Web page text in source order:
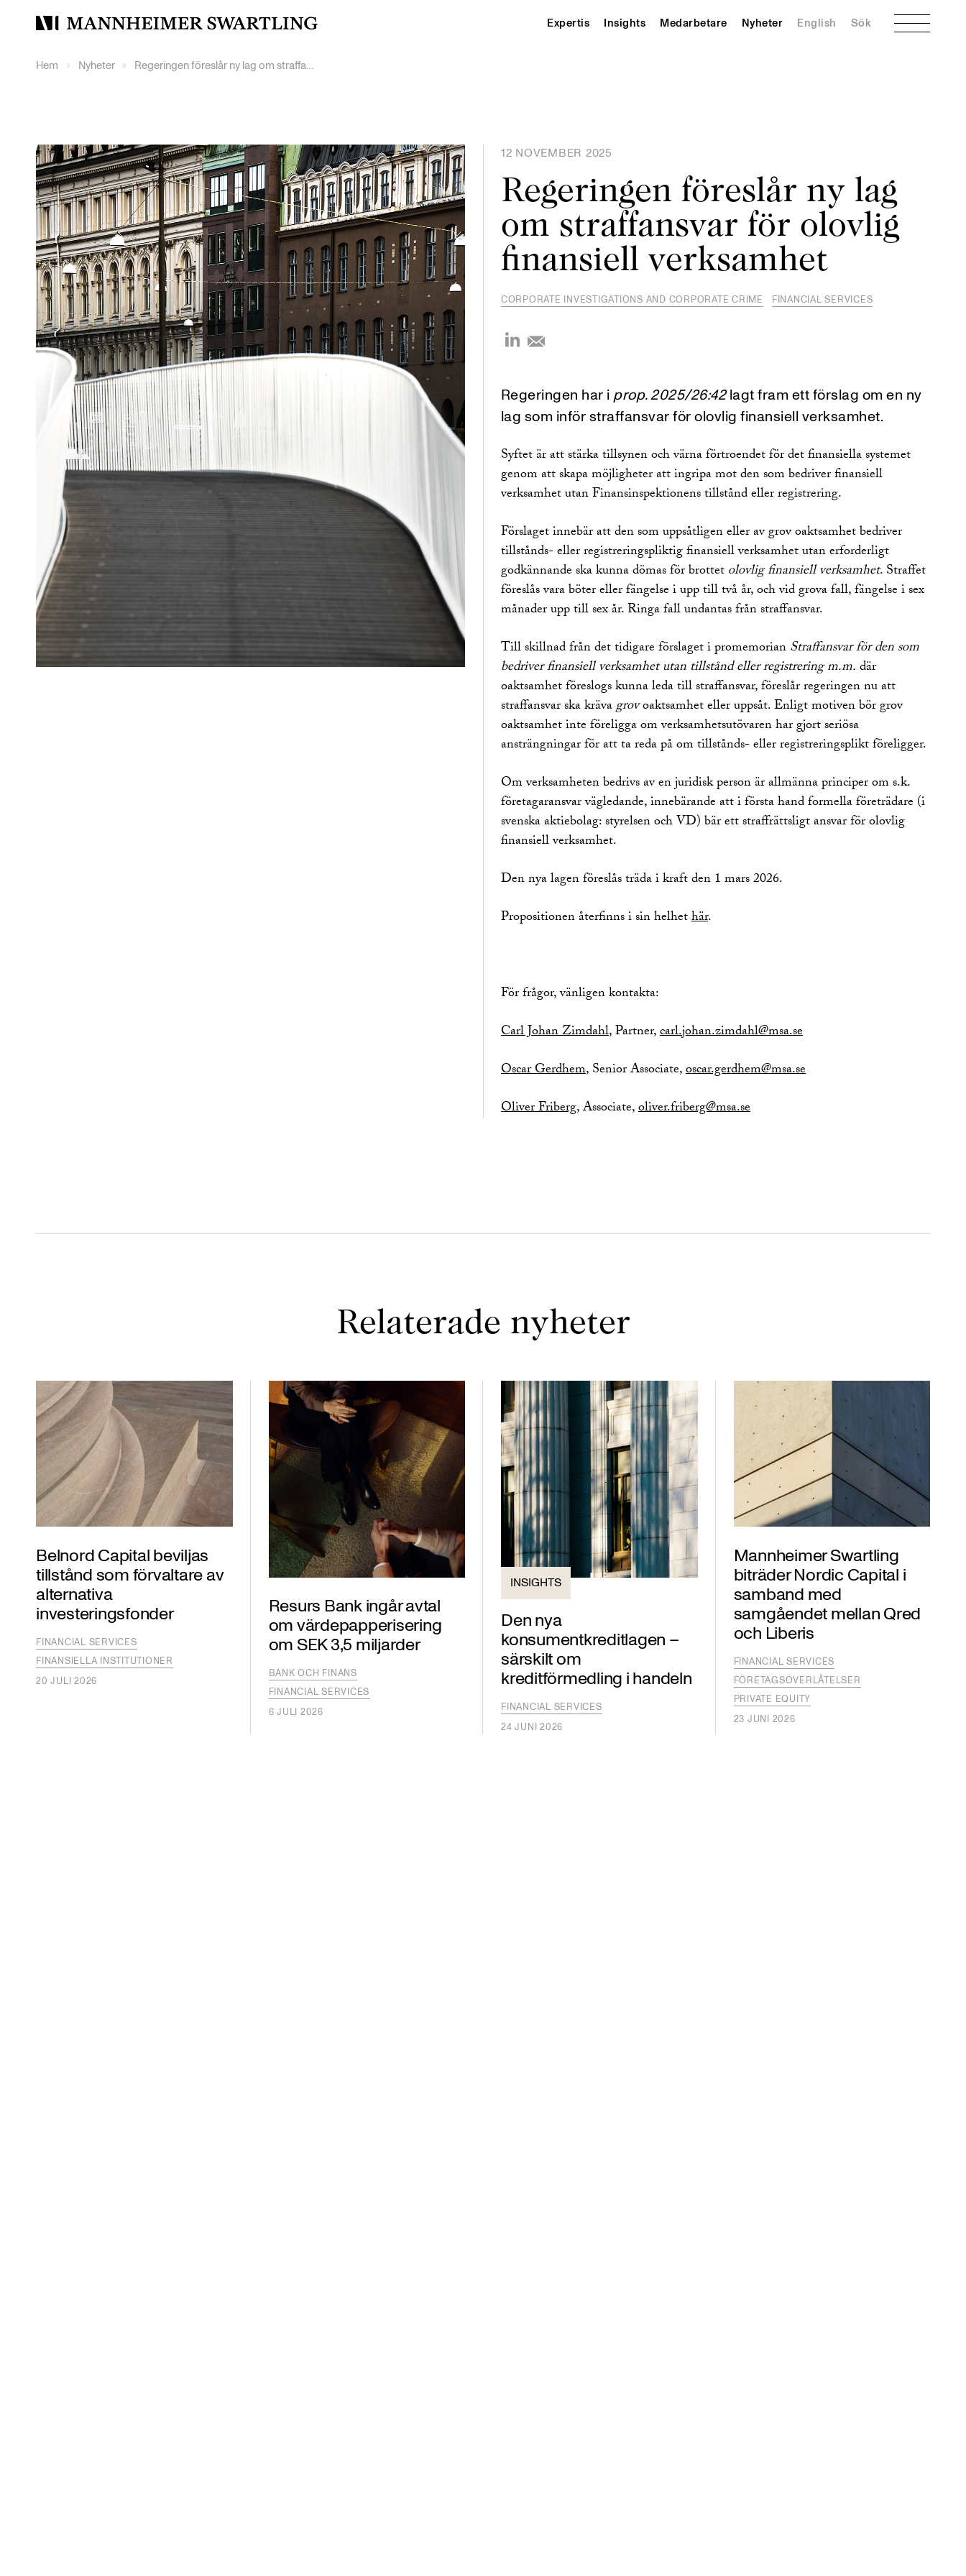
Mannheimer
Expertis Insights Medarbetare Nyheter English Sök Meny
Hem Nyheter Regeringen föreslår ny lag om straffansvar för olovlig finansiell verksamhet
12 NOVEMBER 2025
Regeringen föreslår ny lag
om straffansvar för olovlig
finansiell verksamhet
CORPORATE INVESTIGATIONS AND CORPORATE CRIME FINANCIAL SERVICES
Regeringen har i prop. 2025/26:42lagt fram ett förslag om en ny
lag som inför straffansvar för olovlig finansiell verksamhet.
Syftet är att stärka tillsynen och värna förtroendet för det finansiella systemet
genom att skapa möjligheter att ingripa mot den som bedriver finansiell
verksamhet utan Finansinspektionens tillstånd eller registrering.
Förslaget innebär att den som uppsåtligen eller av grov oaktsamhet bedriver
tillstånds- eller registreringspliktig finansiell verksamhet utan erforderligt
godkännande ska kunna dömas för brottetolovlig finansiell verksamhet. Straffet
föreslås vara böter eller fängelse i upp till två år, och vid grova fall, fängelse i sex
månader upp till sex år. Ringa fall undantas från straffansvar.
Till skillnad från det tidigare förslaget i promemorianStraffansvar för den som
bedriver finansiell verksamhet utan tillstånd eller registrering m.m.där
oaktsamhet föreslogs kunna leda till straffansvar, föreslår regeringen nu att
straffansvar ska krävagrovoaktsamhet eller uppsåt. Enligt motiven bör grov
oaktsamhet inte föreligga om verksamhetsutövaren har gjort seriösa
ansträngningar för att ta reda på om tillstånds- eller registreringsplikt föreligger.
Om verksamheten bedrivs av en juridisk person är allmänna principer om s.k.
företagaransvar vägledande, innebärande att i första hand formella företrädare (i
svenska aktiebolag: styrelsen och VD) bär ett straffrättsligt ansvar för olovlig
finansiell verksamhet.
Den nya lagen föreslås träda i kraft den 1 mars 2026.
Propositionen återfinns i sin helhethär.
För frågor, vänligen kontakta:
Carl Johan Zimdahl, Partner,carl.johan.zimdahl@msa.se
Oscar Gerdhem, Senior Associate,oscar.gerdhem@msa.se
Oliver Friberg, Associate,oliver.friberg@msa.se
Relaterade nyheter
Belnord Capital beviljas
tillstånd som förvaltare av
alternativa
investeringsfonder
FINANCIAL SERVICES
FINANSIELLA INSTITUTIONER
20 JULI 2026
Resurs Bank ingår avtal
om värdepapperisering
om SEK 3,5 miljarder
BANK OCH FINANS
FINANCIAL SERVICES
6 JULI 2026
INSIGHTS
Den nya
konsumentkreditlagen –
särskilt om
kreditförmedling i handeln
FINANCIAL SERVICES
24 JUNI 2026
Mannheimer Swartling
biträder Nordic Capital i
samband med
samgåendet mellan Qred
och Liberis
FINANCIAL SERVICES
FÖRETAGSÖVERLÅTELSER
PRIVATE EQUITY
23 JUNI 2026